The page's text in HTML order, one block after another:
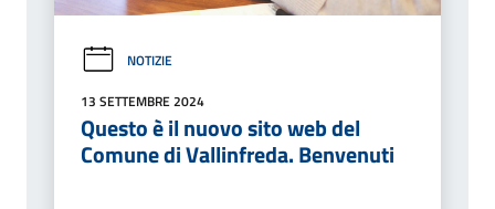
NOTIZIE
13 SETTEMBRE 2024
Questo è il nuovo sito web del
Comune di Vallinfreda. Benvenuti